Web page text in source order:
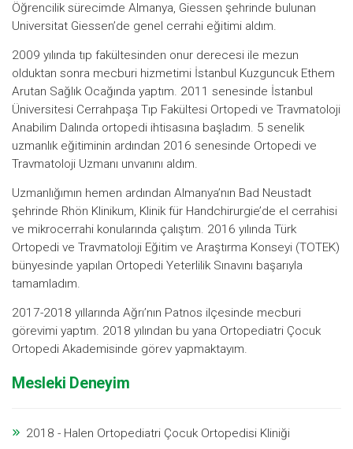
Öğrencilik sürecimde Almanya, Giessen şehrinde bulunan
Universitat Giessen’de genel cerrahi eğitimi aldım.
2009 yılında tıp fakültesinden onur derecesi ile mezun
olduktan sonra mecburi hizmetimi İstanbul Kuzguncuk Ethem
Arutan Sağlık Ocağında yaptım. 2011 senesinde İstanbul
Üniversitesi Cerrahpaşa Tıp Fakültesi Ortopedi ve Travmatoloji
Anabilim Dalında ortopedi ihtisasına başladım. 5 senelik
uzmanlık eğitiminin ardından 2016 senesinde Ortopedi ve
Travmatoloji Uzmanı unvanını aldım.
Uzmanlığımın hemen ardından Almanya’nın Bad Neustadt
şehrinde Rhön Klinikum, Klinik für Handchirurgie’de el cerrahisi
ve mikrocerrahi konularında çalıştım. 2016 yılında Türk
Ortopedi ve Travmatoloji Eğitim ve Araştırma Konseyi (TOTEK)
bünyesinde yapılan Ortopedi Yeterlilik Sınavını başarıyla
tamamladım.
2017-2018 yıllarında Ağrı’nın Patnos ilçesinde mecburi
görevimi yaptım. 2018 yılından bu yana Ortopediatri Çocuk
Ortopedi Akademisinde görev yapmaktayım.
Mesleki Deneyim
2018 - Halen Ortopediatri Çocuk Ortopedisi Kliniği